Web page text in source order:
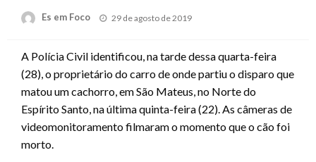
Es em Foco
Posted
29 de agosto de 2019
A Polícia Civil identificou, na tarde dessa quarta-feira
(28), o proprietário do carro de onde partiu o disparo que
matou um cachorro, em São Mateus, no Norte do
Espírito Santo, na última quinta-feira (22). As câmeras de
videomonitoramento filmaram o momento que o cão foi
morto.